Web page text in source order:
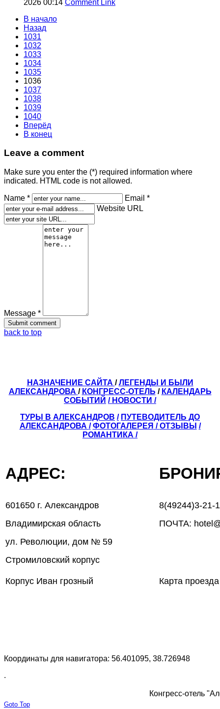
2026 00:14 Comment Link
В начало
Назад
1031
1032
1033
1034
1035
1036
1037
1038
1039
1040
Вперёд
В конец
Leave a comment
Make sure you enter the (*) required information where
indicated. HTML code is not allowed.
Name *
Email *
Website URL
Message *
back to top
НАЗНАЧЕНИЕ САЙТА /ЛЕГЕНДЫ И БЫЛИ
АЛЕКСАНДРОВА / КОНГРЕСС-ОТЕЛЬ / КАЛЕНДАРЬ
СОБЫТИЙ / НОВОСТИ /
ТУРЫ В АЛЕКСАНДРОВ / ПУТЕВОДИТЕЛЬ ДО
АЛЕКСАНДРОВА / ФОТОГАЛЕРЕЯ /ОТЗЫВЫ /
РОМАНТИКА /
АДРЕС:
601650 г. Александров
Владимирская область
ул. Революции, дом № 59
Стромиловский корпус
Корпус Иван грозный
8(49244)3-21-
ПОЧТА:
Карта
Координаты для навигатора: 56.401095, 38.726948
.
Конгресс-отель
Goto Top